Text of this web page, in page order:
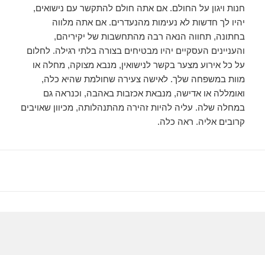
חנות ויגון על החולם. אם אתה חולם להתקשר עם נישואים,
יהיו לך חדשות לא נעימות מהנעדרים. אם אתה מלווה
בחתונה, תחווה הנאה רבה מהתחשבות של יקיריהם,
והעניינים העסקיים יהיו מבטיחים בצורה בלתי רגילה. לחלום
על כל אירוע מצער בקשר לנישואין, מנבא מצוקה, מחלה או
מוות במשפחה שלך. לאישה צעירה שחולמת שהיא כלה,
ואומללה או אדישה, מנבאת אכזבות באהבה, וכנראה גם
במחלה שלה. עליה להיות זהירה מהתנהלותה, מכיוון שאויבים
קרובים אליה. ראה כלה.